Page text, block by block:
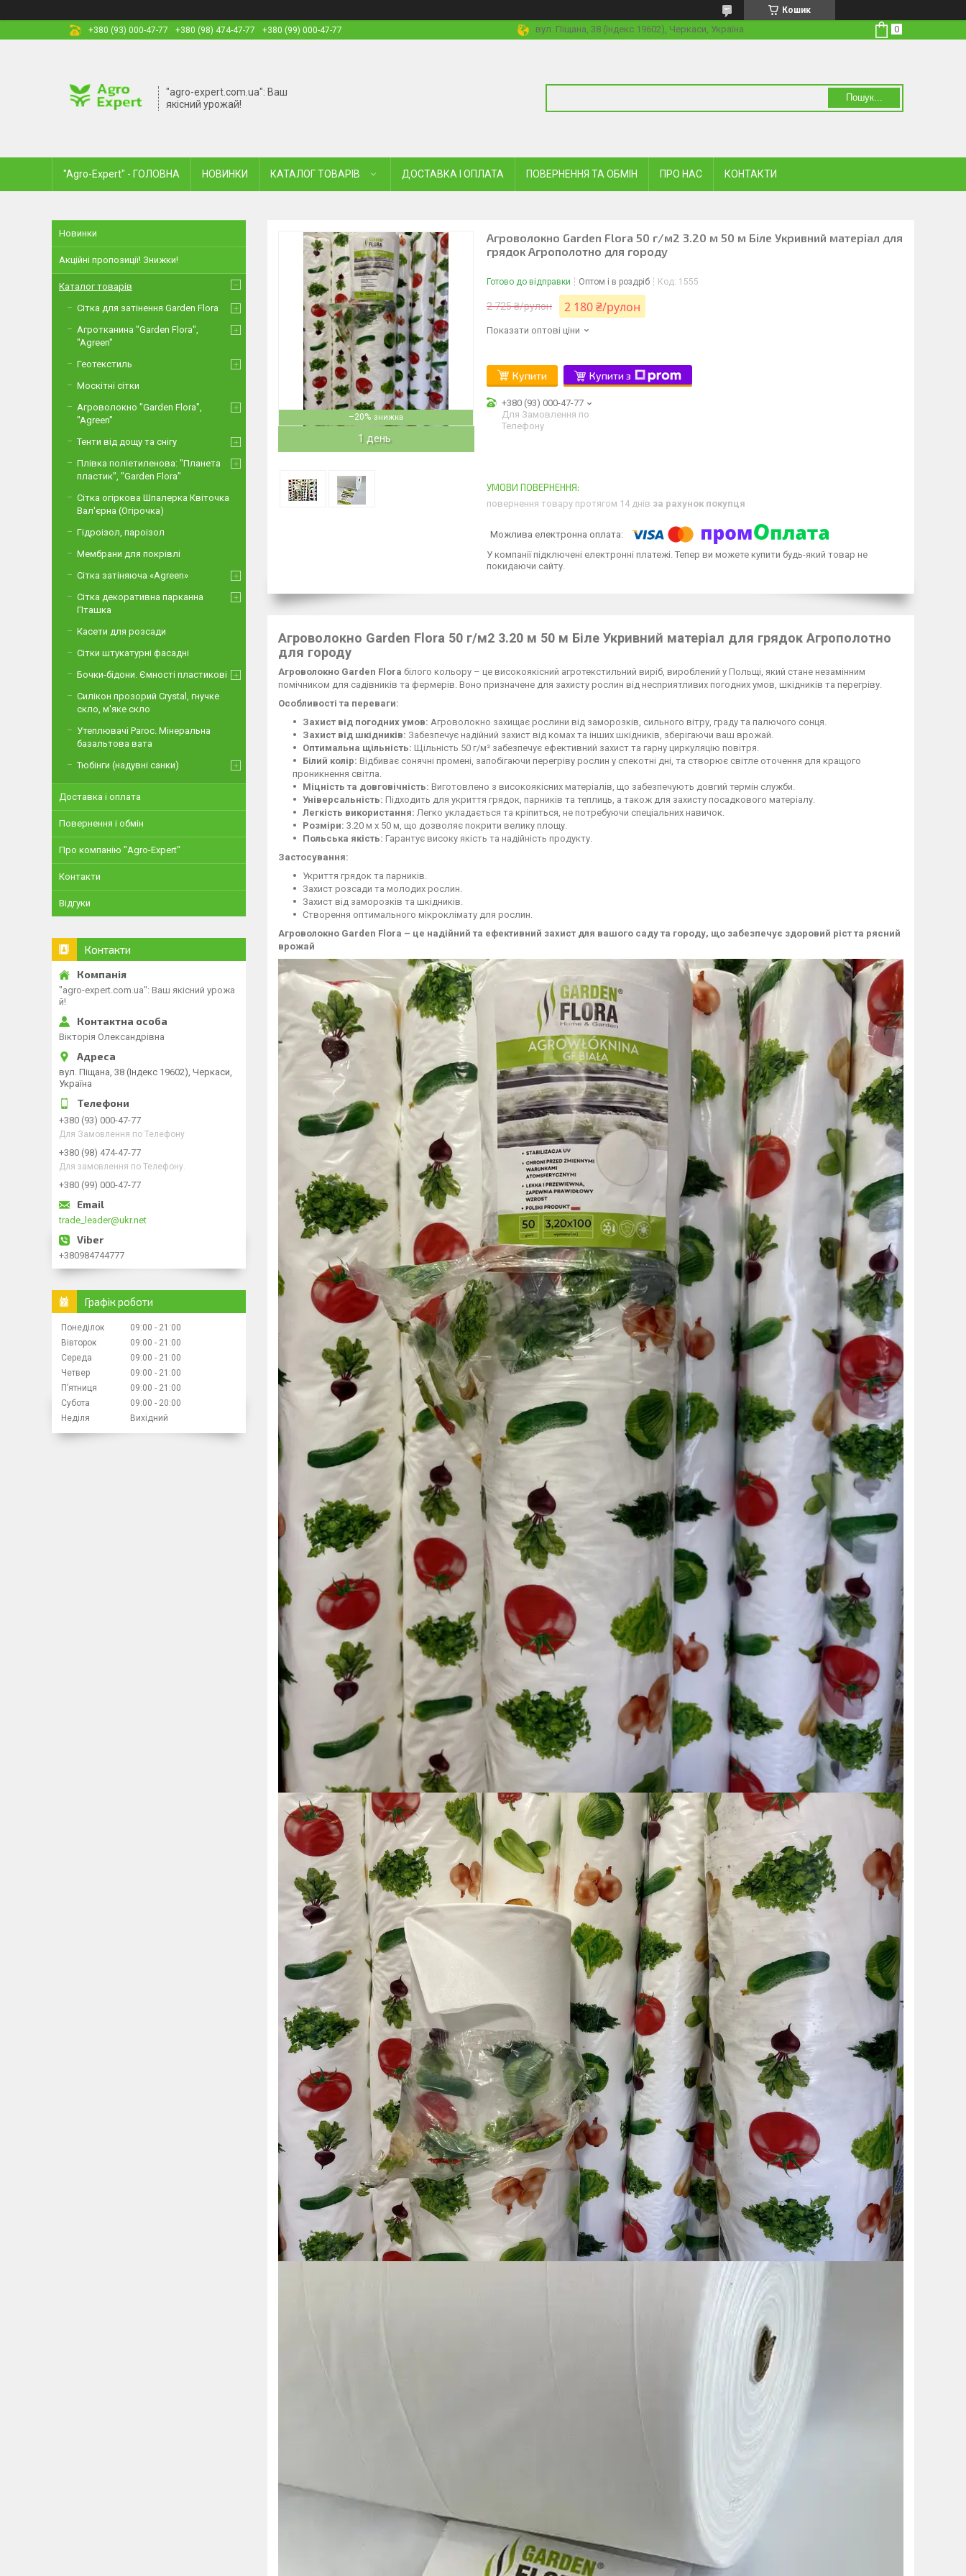
Кошик
+380 (93) 000-47-77
+380 (98) 474-47-77 +380 (99) 000-47-77 вул. Піщана, 38 (Індекс 19602), Черкаси, Україна
"agro-expert.com.ua": Ваш
якісний урожай!
Пошук...
"Agro-Expert" - ГОЛОВНА НОВИНКИ КАТАЛОГ ТОВАРІВ ДОСТАВКА І ОПЛАТА ПОВЕРНЕННЯ ТА ОБМІН ПРО НАС КОНТАКТИ
–20%
1 день
Агроволокно Garden Flora 50 г/м2 3.20 м 50 м Біле Укривний матеріал для
грядок Агрополотно для городу
Готово до відправки Оптом і в роздріб Код: 1555
2 725 ₴/рулон 2 180 ₴/рулон
Показати оптові ціни
Купити Купити з
+380 (93) 000-47-77
Для Замовлення по
Телефону
повернення товару протягом 14 днів за рахунок покупця
У компанії підключені електронні платежі. Тепер ви можете купити будь-який товар не
покидаючи сайту.
Агроволокно Garden Flora 50 г/м2 3.20 м 50 м Біле Укривний матеріал для грядок Агрополотно
для городу
Агроволокно Garden Flora білого кольору – це високоякісний агротекстильний виріб, вироблений у Польщі, який стане незамінним
помічником для садівників та фермерів. Воно призначене для захисту рослин від несприятливих погодних умов, шкідників та перегріву.
Особливості та переваги:
Захист від погодних умов: Агроволокно захищає рослини від заморозків, сильного вітру, граду та палючого сонця.
Захист від шкідників: Забезпечує надійний захист від комах та інших шкідників, зберігаючи ваш врожай.
Оптимальна щільність: Щільність 50 г/м² забезпечує ефективний захист та гарну циркуляцію повітря.
Білий колір: Відбиває сонячні промені, запобігаючи перегріву рослин у спекотні дні, та створює світле оточення для кращого
проникнення світла.
Міцність та довговічність: Виготовлено з високоякісних матеріалів, що забезпечують довгий термін служби.
Універсальність: Підходить для укриття грядок, парників та теплиць, а також для захисту посадкового матеріалу.
Легкість використання: Легко укладається та кріпиться, не потребуючи спеціальних навичок.
Розміри: 3.20 м х 50 м, що дозволяє покрити велику площу.
Польська якість: Гарантує високу якість та надійність продукту.
Застосування:
Укриття грядок та парників.
Захист розсади та молодих рослин.
Захист від заморозків та шкідників.
Створення оптимального мікроклімату для рослин.
Агроволокно Garden Flora – це надійний та ефективний захист для вашого саду та городу, що забезпечує здоровий ріст та рясний
врожай
Новинки
Акційні пропозиції! Знижки!
Каталог товарів
Сітка для затінення Garden Flora
Агротканина "Garden Flora",
"Agreen"
Геотекстиль
Москітні сітки
Агроволокно "Garden Flora",
"Agreen"
Тенти від дощу та снігу
Плівка поліетиленова: "Планета
пластик", "Garden Flora"
Сітка огіркова Шпалерка Квіточка
Вал'єрна (Огірочка)
Гідроізол, пароізол
Мембрани для покрівлі
Сітка затіняюча «Agreen»
Сітка декоративна парканна
Пташка
Касети для розсади
Сітки штукатурні фасадні
Бочки-бідони. Ємності пластикові
Силікон прозорий Crystal, гнучке
скло, м'яке скло
Утеплювачі Paroc. Мінеральна
базальтова вата
Тюбінги (надувні санки)
Доставка і оплата
Повернення і обмін
Про компанію "Agro-Expert"
Контакти
Відгуки
Контакти
"agro-expert.com.ua": Ваш якісний урожа
й!
Вікторія Олександрівна
вул. Піщана, 38 (Індекс 19602), Черкаси,
Україна
+380 (93) 000-47-77
Для Замовлення по Телефону
+380 (98) 474-47-77
Для замовлення по Телефону.
+380 (99) 000-47-77
trade_leader@ukr.net
+380984744777
Графік роботи
Понеділок 09:00
21:00
Вівторок
09:00
21:00
Середа
09:00
21:00
Четвер
09:00
21:00
Пʼятниця
09:00
21:00
Субота
09:00
20:00
Неділя
Вихідний